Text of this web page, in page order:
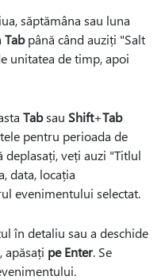
săptămâna sau luna
Tabpână când auziți "Salt
unitatea de timp, apoi
Tabsau Shift+Tab
pentru perioada de
deplasați, veți auzi "Titlul
data, locația
evenimentului selectat.
în detaliu sau a deschide
apăsați pe Enter. Se